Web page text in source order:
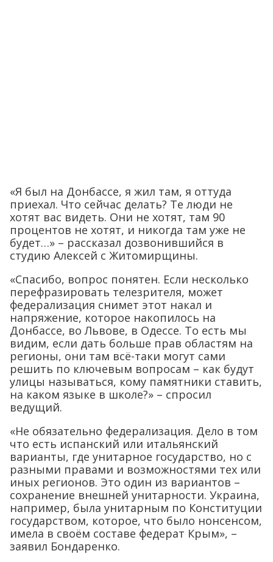
«Я был на Донбассе, я жил там, я оттуда
приехал. Что сейчас делать? Те люди не
хотят вас видеть. Они не хотят, там 90
процентов не хотят, и никогда там уже не
будет…» – рассказал дозвонившийся в
студию Алексей с Житомирщины.
«Спасибо, вопрос понятен. Если несколько
перефразировать телезрителя, может
федерализация снимет этот накал и
напряжение, которое накопилось на
Донбассе, во Львове, в Одессе. То есть мы
видим, если дать больше прав областям на
регионы, они там всё-таки могут сами
решить по ключевым вопросам – как будут
улицы называться, кому памятники ставить,
на каком языке в школе?» – спросил
ведущий.
«Не обязательно федерализация. Дело в том
что есть испанский или итальянский
варианты, где унитарное государство, но с
разными правами и возможностями тех или
иных регионов. Это один из вариантов –
сохранение внешней унитарности. Украина,
например, была унитарным по Конституции
государством, которое, что было нонсенсом,
имела в своём составе федерат Крым», –
заявил Бондаренко.